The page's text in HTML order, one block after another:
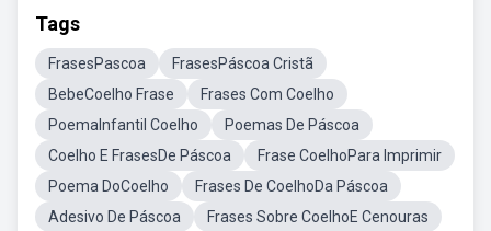
Tags
FrasesPascoa
FrasesPáscoa Cristã
BebeCoelho Frase
Frases Com Coelho
PoemaInfantil Coelho
Poemas De Páscoa
Coelho E FrasesDe Páscoa
Frase CoelhoPara Imprimir
Poema DoCoelho
Frases De CoelhoDa Páscoa
Adesivo De Páscoa
Frases Sobre CoelhoE Cenouras